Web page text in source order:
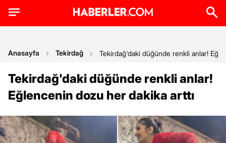
Anasayfa Tekirdağ Tekirdağ'daki düğünde renkli anlar!
Tekirdağ'daki düğünde renkli anlar!
Eğlencenin dozu her dakika arttı